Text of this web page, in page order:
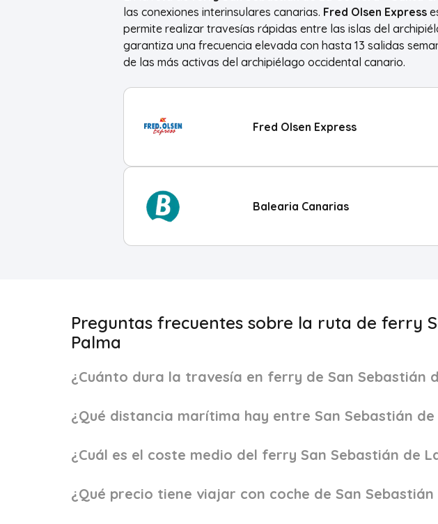
las conexiones interinsulares canarias. Fred Olsen Express
permite realizar travesías rápidas entre las islas del
garantiza una frecuencia elevada con hasta 13 salidas
de las más activas del archipiélago occidental canario.
Fred Olsen Express
Balearia Canarias
Preguntas frecuentes sobre la ruta de ferry
Palma
¿Cuánto dura la travesía en ferry de San Sebastián
¿Qué distancia marítima hay entre San Sebastián
¿Cuál es el coste medio del ferry San Sebastián de
¿Qué precio tiene viajar con coche de San